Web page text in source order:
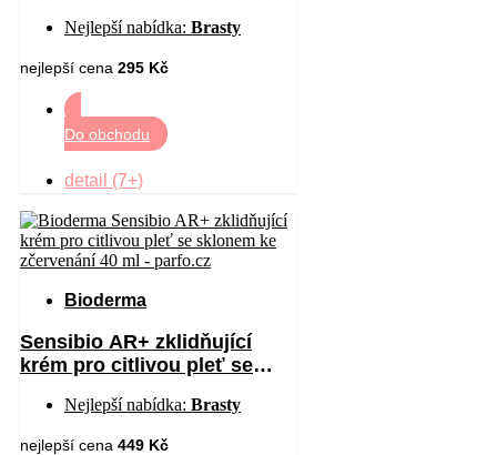
340 gNejlepší nabídka: Brasty
nejlepší cena 295 Kč
Do obchodu
detail (7+)
Bioderma
Sensibio AR+ zklidňující
krém pro citlivou pleť se
Nejlepší nabídka: Brasty
nejlepší cena 449 Kč